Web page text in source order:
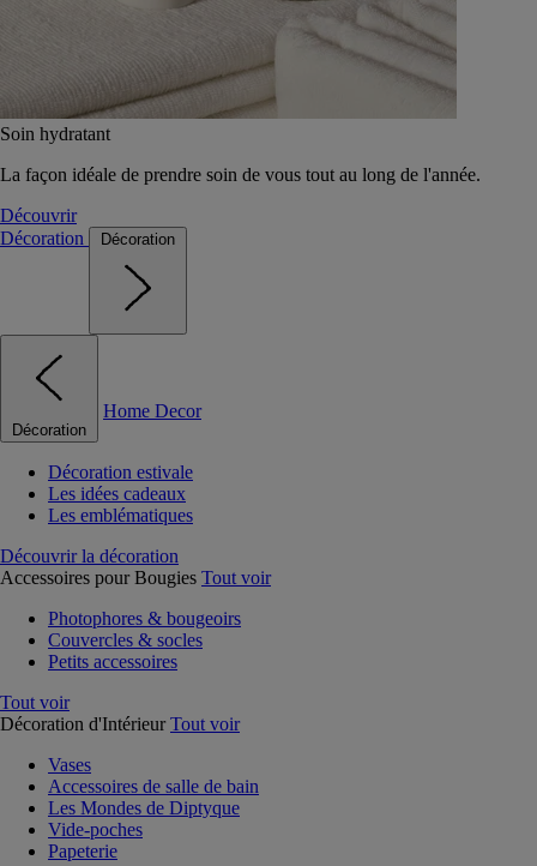
Soin hydratant
La façon idéale de prendre soin de vous tout au long de l'année.
Découvrir
Décoration
Décoration
Décoration
Home Decor
Décoration estivale
Les idées cadeaux
Les emblématiques
Découvrir la décoration
Accessoires pour Bougies Tout voir
Photophores & bougeoirs
Couvercles & socles
Petits accessoires
Tout voir
Décoration d'Intérieur Tout voir
Vases
Accessoires de salle de bain
Les Mondes de Diptyque
Vide-poches
Papeterie